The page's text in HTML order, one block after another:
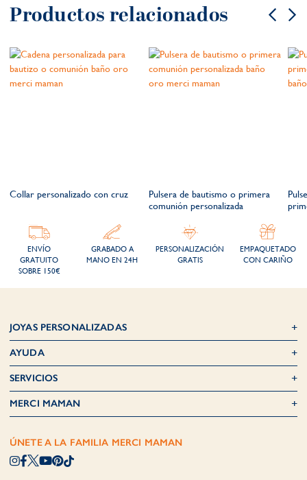
Productos relacionados
Collar personalizado con cruz
Pulsera de bautismo o primera
comunión personalizada
ENVÍO
GRATUITO
SOBRE 150€
GRABADO A
MANO EN 24H
PERSONALIZACIÓN
GRATIS
EMPAQUETADO
CON CARIÑO
JOYAS PERSONALIZADAS
AYUDA
SERVICIOS
MERCI MAMAN
ÚNETE A LA FAMILIA MERCI MAMAN